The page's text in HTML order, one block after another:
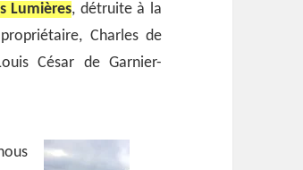
Lumières, détruite à la
Charles de
César de Garnier-